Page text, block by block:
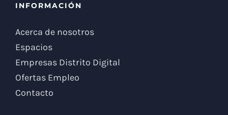
INFORMACIÓN
Acerca de nosotros
Espacios
Empresas Distrito Digital
Ofertas Empleo
Contacto